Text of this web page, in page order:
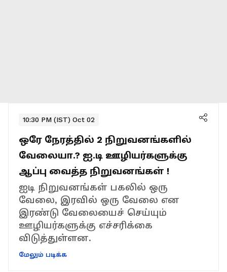
10:30 PM (IST) Oct 02
ஒரே நேரத்தில் 2 நிறுவனங்களில்
வேலையா.? ஐ.டி ஊழியர்களுக்கு
ஆப்பு வைத்த நிறுவனங்கள் !
ஐடி நிறுவனங்கள் பகலில் ஒரு
வேலை, இரவில் ஒரு வேலை என
இரண்டு வேலையைச் செய்யும்
ஊழியர்களுக்கு எச்சரிக்கை
விடுத்துள்ளன.
மேலும் படிக்க